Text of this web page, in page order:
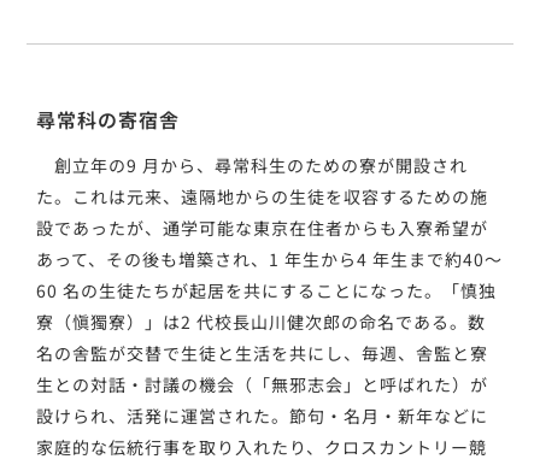
尋常科の寄宿舎
創立年の9 月から、尋常科生のための寮が開設され
た。これは元来、遠隔地からの生徒を収容するための施
設であったが、通学可能な東京在住者からも入寮希望が
あって、その後も増築され、1 年生から4 年生まで約40～
60 名の生徒たちが起居を共にすることになった。「慎独
寮（愼獨寮）」は2 代校長山川健次郎の命名である。数
名の舎監が交替で生徒と生活を共にし、毎週、舎監と寮
生との対話・討議の機会（「無邪志会」と呼ばれた）が
設けられ、活発に運営された。節句・名月・新年などに
家庭的な伝統行事を取り入れたり、クロスカントリー競